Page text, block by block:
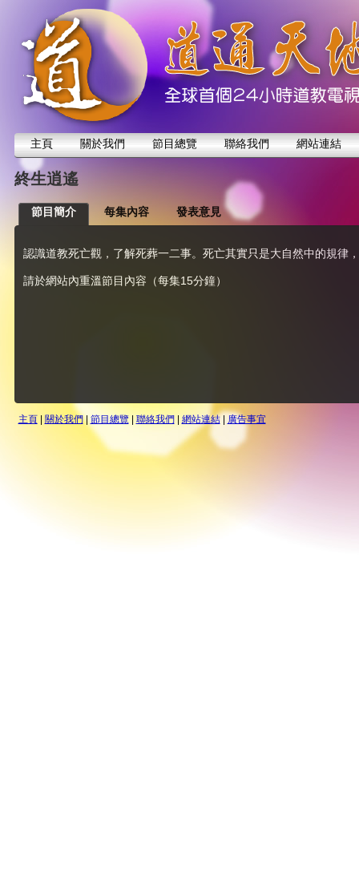
主頁 關於我們 節目總覽 聯絡我們 網站連結
終生逍遙
節目簡介 每集內容 發表意見
認識道教死亡觀，了解死葬一二事。死亡其實只是大自然中的規律
請於網站內重溫節目內容（每集15分鐘）
主頁| 關於我們| 節目總覽| 聯絡我們| 網站連結| 廣告事宜